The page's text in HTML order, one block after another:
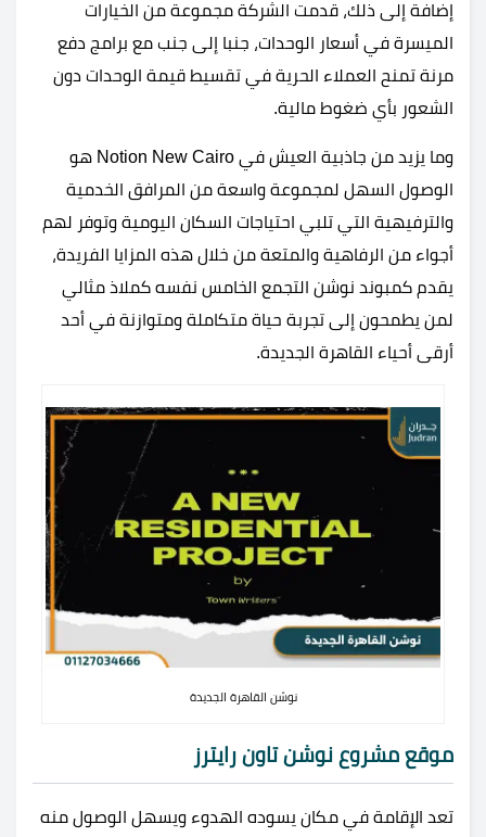
إضافة إلى ذلك، قدمت الشركة مجموعة من الخيارات
الميسرة في أسعار الوحدات، جنبا إلى جنب مع برامج دفع
مرنة تمنح العملاء الحرية في تقسيط قيمة الوحدات دون
الشعور بأي ضغوط مالية.
وما يزيد من جاذبية العيش في Notion New Cairo هو
الوصول السهل لمجموعة واسعة من المرافق الخدمية
والترفيهية التي تلبي احتياجات السكان اليومية وتوفر لهم
أجواء من الرفاهية والمتعة من خلال هذه المزايا الفريدة،
يقدم كمبوند نوشن التجمع الخامس نفسه كملاذ مثالي
لمن يطمحون إلى تجربة حياة متكاملة ومتوازنة في أحد
أرقى أحياء القاهرة الجديدة.
نوشن القاهرة الجديدة
موقع مشروع نوشن تاون رايترز
تعد الإقامة في مكان يسوده الهدوء ويسهل الوصول منه